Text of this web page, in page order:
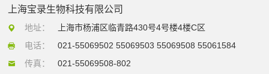
上海宝录生物科技有限公司
地址：
上海市杨浦区临青路430号4号楼4楼C区
电话：
021-55069502 55069503 55069508 55061584
传真：
021-55069508-802